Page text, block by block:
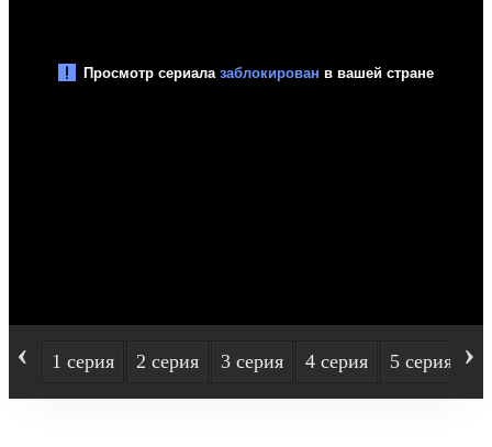
‹ 1 серия 2 серия 3 серия 4 серия 5 серия ›